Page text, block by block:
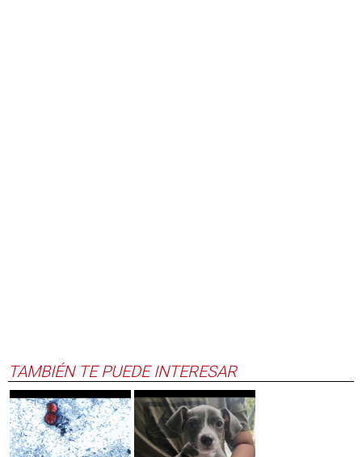
TAMBIÉN TE PUEDE INTERESAR